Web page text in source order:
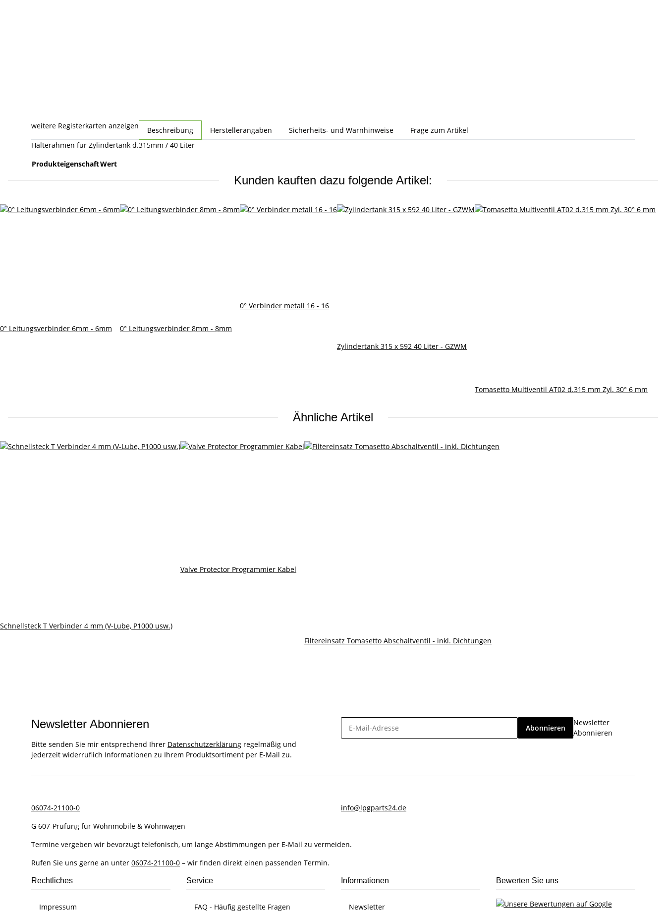
weitere Registerkarten anzeigen Beschreibung Herstellerangaben Sicherheits- und Warnhinweise
Frage zum Artikel
Halterahmen für Zylindertank d.315mm / 40 Liter
ProdukteigenschaftWert
Kunden kauften dazu folgende Artikel:
0° Leitungsverbinder 6mm - 6mm 0° Leitungsverbinder 8mm - 8mm
0° Verbinder metall 16 - 16
Zylindertank 315 x 592 40 Liter - GZWM
Tomasetto Multiventil AT02 d.315 mm Zyl. 30° 6 mm
Ähnliche Artikel
Schnellsteck T Verbinder 4 mm (V-Lube, P1000 usw.)
Valve Protector Programmier Kabel
Filtereinsatz Tomasetto Abschaltventil - inkl. Dichtungen
Newsletter Abonnieren
Bitte senden Sie mir entsprechend Ihrer Datenschutzerklärung regelmäßig und
jederzeit widerruflich Informationen zu Ihrem Produktsortiment per E-Mail zu.
Abonnieren
Newsletter
Abonnieren
06074-21100-0
info@lpgparts24.de
G 607-Prüfung für Wohnmobile & Wohnwagen
Termine vergeben wir bevorzugt telefonisch, um lange Abstimmungen per E-Mail zu vermeiden.
Rufen Sie uns gerne an unter 06074-21100-0 – wir finden direkt einen passenden Termin.
Rechtliches
Impressum
Service
FAQ - Häufig gestellte Fragen
Informationen
Newsletter
Bewerten Sie uns